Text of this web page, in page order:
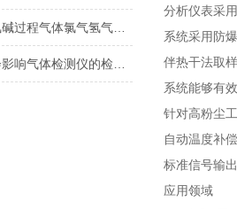
如何理解氯碱过程气体氯气氢气分析系统？
分析仪表采
系统采用防
伴热干法取
系统能够有
针对高粉尘
自动温度补
标准信号输
应用领域